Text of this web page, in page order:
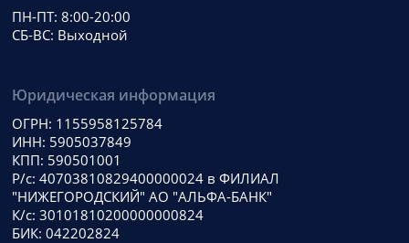
ПН-ПТ: 8:00-20:00
СБ-ВС: Выходной
Юридическая информация
ОГРН: 1155958125784
ИНН: 5905037849
КПП: 590501001
Р/с: 40703810829400000024 в ФИЛИАЛ
"НИЖЕГОРОДСКИЙ" АО "АЛЬФА-БАНК"
К/с: 30101810200000000824
БИК: 042202824